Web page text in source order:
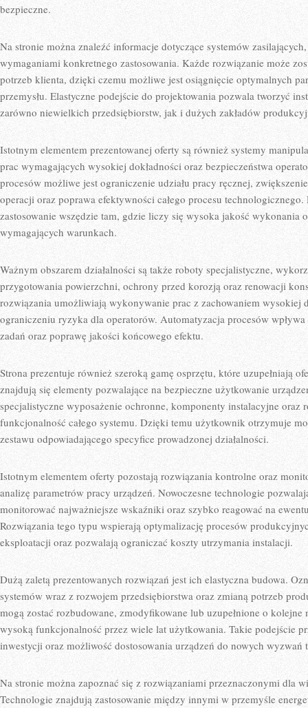
bezpieczne.
Na stronie można znaleźć informacje dotyczące systemów
wymaganiami konkretnego zastosowania. Każde rozwiązanie może
potrzeb klienta, dzięki czemu możliwe jest osiągnięcie optymalnych
przemysłu. Elastyczne podejście do projektowania pozwala tworzyć
zarówno niewielkich przedsiębiorstw, jak i dużych zakładów
Istotnym elementem prezentowanej oferty są również systemy
prac wymagających wysokiej dokładności oraz bezpieczeństwa
procesów możliwe jest ograniczenie udziału pracy ręcznej,
operacji oraz poprawa efektywności całego procesu
zastosowanie wszędzie tam, gdzie liczy się wysoka jakość wykonania
wymagających warunkach.
Ważnym obszarem działalności są także roboty specjalistyczne,
przygotowania powierzchni, ochrony przed korozją oraz renowacji
rozwiązania umożliwiają wykonywanie prac z zachowaniem wysokiej
ograniczeniu ryzyka dla operatorów. Automatyzacja procesów
zadań oraz poprawę jakości końcowego efektu.
Strona prezentuje również szeroką gamę osprzętu, które uzupełniają
znajdują się elementy pozwalające na bezpieczne użytkowanie
specjalistyczne wyposażenie ochronne, komponenty instalacyjne oraz
funkcjonalność całego systemu. Dzięki temu użytkownik otrzymuje
zestawu odpowiadającego specyfice prowadzonej działalności.
Istotnym elementem oferty pozostają rozwiązania kontrolne oraz
analizę parametrów pracy urządzeń. Nowoczesne technologie
monitorować najważniejsze wskaźniki oraz szybko reagować na
Rozwiązania tego typu wspierają optymalizację procesów
eksploatacji oraz pozwalają ograniczać koszty utrzymania instalacji.
Dużą zaletą prezentowanych rozwiązań jest ich elastyczna budowa.
systemów wraz z rozwojem przedsiębiorstwa oraz zmianą potrzeb
mogą zostać rozbudowane, zmodyfikowane lub uzupełnione o kolejne
wysoką funkcjonalność przez wiele lat użytkowania. Takie podejście
inwestycji oraz możliwość dostosowania urządzeń do nowych
Na stronie można zapoznać się z rozwiązaniami przeznaczonymi dla
Technologie znajdują zastosowanie między innymi w przemyśle